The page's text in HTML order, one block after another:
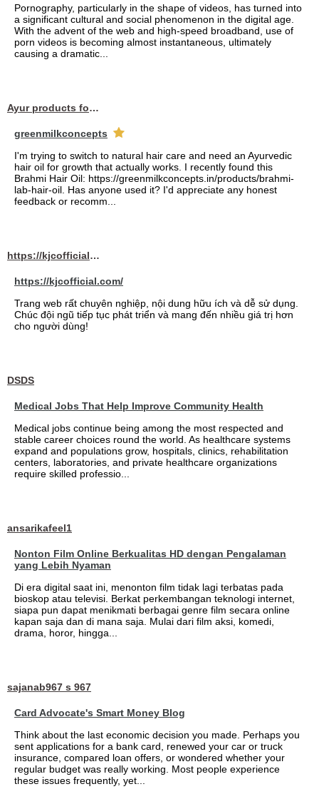
Pornography, particularly in the shape of videos, has turned into
a significant cultural and social phenomenon in the digital age.
With the advent of the web and high-speed broadband, use of
porn videos is becoming almost instantaneous, ultimately
causing a dramatic...
Ayur products for hair
greenmilkconcepts
I'm trying to switch to natural hair care and need an Ayurvedic
hair oil for growth that actually works. I recently found this
Brahmi Hair Oil: https://greenmilkconcepts.in/products/brahmi-
lab-hair-oil. Has anyone used it? I'd appreciate any honest
feedback or recomm...
https://kjcofficial.com/
https://kjcofficial.com/
Trang web rất chuyên nghiệp, nội dung hữu ích và dễ sử dụng.
Chúc đội ngũ tiếp tục phát triển và mang đến nhiều giá trị hơn
cho người dùng!
DSDS
Medical Jobs That Help Improve Community Health
Medical jobs continue being among the most respected and
stable career choices round the world. As healthcare systems
expand and populations grow, hospitals, clinics, rehabilitation
centers, laboratories, and private healthcare organizations
require skilled professio...
ansarikafeel1
Nonton Film Online Berkualitas HD dengan Pengalaman
yang Lebih Nyaman
Di era digital saat ini, menonton film tidak lagi terbatas pada
bioskop atau televisi. Berkat perkembangan teknologi internet,
siapa pun dapat menikmati berbagai genre film secara online
kapan saja dan di mana saja. Mulai dari film aksi, komedi,
drama, horor, hingga...
sajanab967 s 967
Card Advocate's Smart Money Blog
Think about the last economic decision you made. Perhaps you
sent applications for a bank card, renewed your car or truck
insurance, compared loan offers, or wondered whether your
regular budget was really working. Most people experience
these issues frequently, yet...